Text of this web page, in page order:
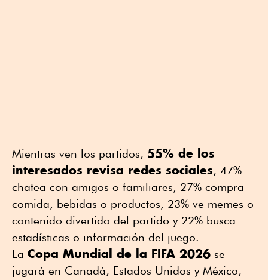
Mientras ven los partidos, 55% de los
interesados revisa redes sociales, 47%
chatea con amigos o familiares, 27% compra
comida, bebidas o productos, 23% ve memes o
contenido divertido del partido y 22% busca
estadísticas o información del juego.
La Copa Mundial de la FIFA 2026 se
jugará en Canadá, Estados Unidos y México,